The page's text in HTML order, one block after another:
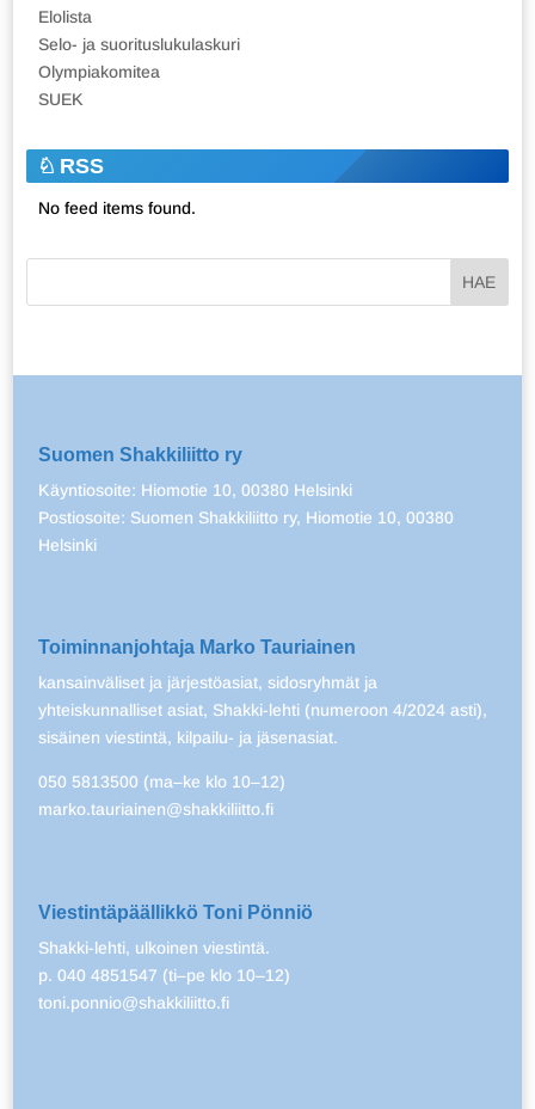
Elolista
Selo- ja suorituslukulaskuri
Olympiakomitea
SUEK
RSS
No feed items found.
Suomen Shakkiliitto ry
Käyntiosoite: Hiomotie 10, 00380 Helsinki
Postiosoite: Suomen Shakkiliitto ry, Hiomotie 10, 00380
Helsinki
Toiminnanjohtaja Marko Tauriainen
kansainväliset ja järjestöasiat, sidosryhmät ja
yhteiskunnalliset asiat, Shakki-lehti (numeroon 4/2024 asti),
sisäinen viestintä, kilpailu- ja jäsenasiat.
050 5813500 (ma–ke klo 10–12)
marko.tauriainen@shakkiliitto.fi
Viestintäpäällikkö Toni Pönniö
Shakki-lehti, ulkoinen viestintä.
p. 040 4851547 (ti–pe klo 10–12)
toni.ponnio@shakkiliitto.fi